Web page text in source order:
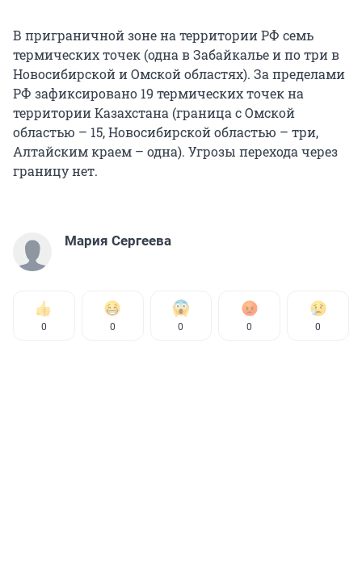
В приграничной зоне на территории РФ семь
термических точек (одна в Забайкалье и по три в
Новосибирской и Омской областях). За пределами
РФ зафиксировано 19 термических точек на
территории Казахстана (граница с Омской
областью – 15, Новосибирской областью – три,
Алтайским краем – одна). Угрозы перехода через
границу нет.
Мария Сергеева
0 0 0 0 0